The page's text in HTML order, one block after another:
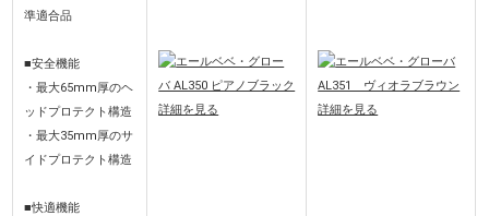
準適合品
■安全機能
・最大65mm厚のヘ
ッドプロテクト構造
・最大35mm厚のサ
イドプロテクト構造
■快適機能